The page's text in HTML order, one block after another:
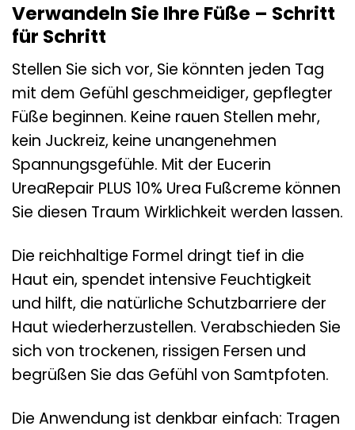
Verwandeln Sie Ihre Füße – Schritt
für Schritt
Stellen Sie sich vor, Sie könnten jeden Tag
mit dem Gefühl geschmeidiger, gepflegter
Füße beginnen. Keine rauen Stellen mehr,
kein Juckreiz, keine unangenehmen
Spannungsgefühle. Mit der Eucerin
UreaRepair PLUS 10% Urea Fußcreme können
Sie diesen Traum Wirklichkeit werden lassen.
Die reichhaltige Formel dringt tief in die
Haut ein, spendet intensive Feuchtigkeit
und hilft, die natürliche Schutzbarriere der
Haut wiederherzustellen. Verabschieden Sie
sich von trockenen, rissigen Fersen und
begrüßen Sie das Gefühl von Samtpfoten.
Die Anwendung ist denkbar einfach: Tragen